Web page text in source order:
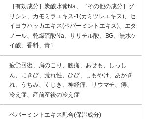
［有効成分］炭酸水素Na、［その他の成分］グ
リシン、カモミラエキス-1(カミツレエキス)、セ
イヨウハッカエキス(ペパーミントエキス)、エタ
ノール、乾燥硫酸Na、サリチル酸、BG、無水ケ
イ酸、香料、青1
疲労回復、肩のこり、腰痛、あせも、しっし
ん、にきび、荒れ性、ひび、しもやけ、あかぎ
れ、うちみ、くじき、神経痛、リウマチ、痔、
冷え症、産前産後の冷え症
ペパーミントエキス配合(保湿成分)